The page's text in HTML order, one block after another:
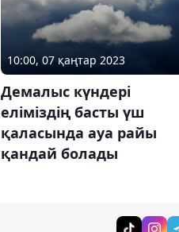
10:00, 07 қаңтар 2023
Демалыс күндері
еліміздің басты үш
қаласында ауа райы
қандай болады